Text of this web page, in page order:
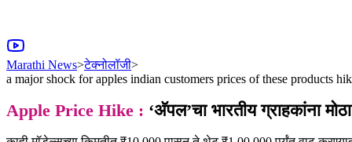
Marathi News>टेक्नोलॉजी>
a major shock for apples indian customers prices of these products
Apple Price Hike : ‘अ‍ॅपल’चा भारतीय ग्राहकांना